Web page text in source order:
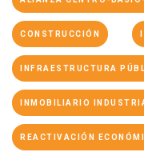
CONSTRUCCIÓN
INFRAESTRUCTURA
INMOBILIARIO
REACTIVACIÓN